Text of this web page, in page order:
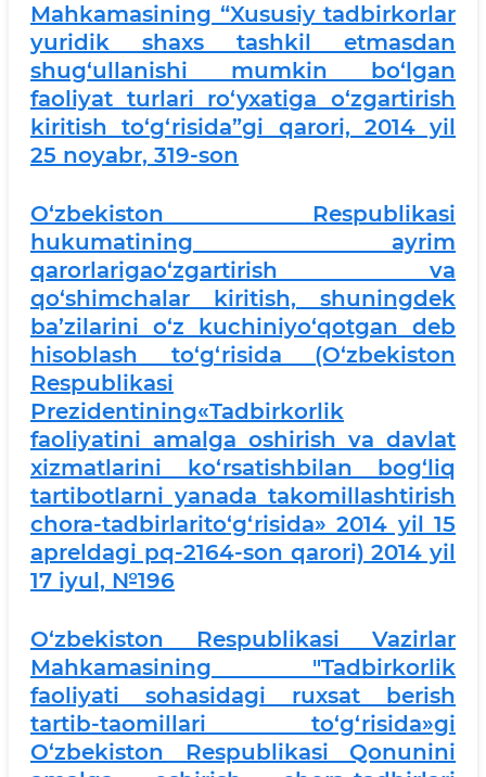
Mahkamasining “Xususiy tadbirkorlar
yuridik shaxs tashkil etmasdan
shug‘ullanishi mumkin bo‘lgan
faoliyat turlari ro‘yxatiga o‘zgartirish
kiritish to‘g‘risida”gi qarori, 2014 yil
25 noyabr, 319-son
O‘zbekiston Respublikasi
hukumatining ayrim
qarorlarigao‘zgartirish va
qo‘shimchalar kiritish, shuningdek
ba’zilarini o‘z kuchiniyo‘qotgan deb
hisoblash to‘g‘risida (O‘zbekiston
Respublikasi
Prezidentining«Tadbirkorlik
faoliyatini amalga oshirish va davlat
xizmatlarini ko‘rsatishbilan bog‘liq
tartibotlarni yanada takomillashtirish
chora-tadbirlarito‘g‘risida» 2014 yil 15
apreldagi pq-2164-son qarori) 2014 yil
17 iyul, №196
O‘zbekiston Respublikasi Vazirlar
Mahkamasining "Tadbirkorlik
faoliyati sohasidagi ruxsat berish
tartib-taomillari to‘g‘risida»gi
O‘zbekiston Respublikasi Qonunini